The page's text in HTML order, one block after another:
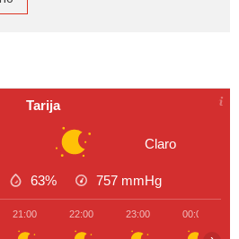
Tarija
Claro
63% 757 mmHg
21:00 22:00 23:00 00:00